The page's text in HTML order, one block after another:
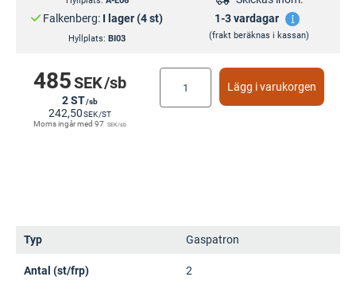
Falkenberg: I lager (4 st)
Hyllplats: BI03
1-3 vardagar
(frakt beräknas i kassan)
485SEK/sb
2 ST/sb
242,50SEK/ST
Moms ingår med97 SEK/sb
Lägg i varukorgen
Typ Gaspatron
Antal (st/frp) 2